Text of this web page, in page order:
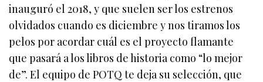
inauguró el 2018, y que suelen ser los estrenos
olvidados cuando es diciembre y nos tiramos los
pelos por acordar cuál es el proyecto flamante
que pasará a los libros de historia como “lo mejor
de”. El equipo de POTQ te deja su selección, que